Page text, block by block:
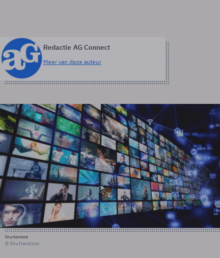
Redactie AG Connect
Meer van deze auteur
Shutterstock
© Shutterstock